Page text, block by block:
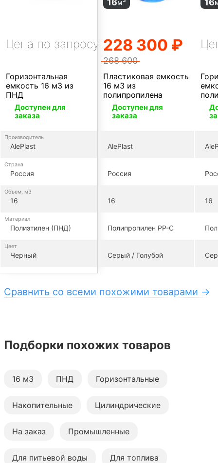
Горизонтальная
емкость 16 м3 из
ПНД
Доступен для
заказа
Цена по запросу
Производитель
AlePlast
Страна
Россия
Объем, м3
16
Материал
Полиэтилен (ПНД)
Цвет
Черный
Пластиковая емкость
16 м3 из
полипропилена
16м
Доступен для
заказа
228 300 ₽
268 600
AlePlast
Россия
16
Полипропилен PP-C
Серый / Голубой
16
16
Сравнить со всеми похожими товарами →
Подборки похожих товаров
16 м3 ПНД Горизонтальные
Накопительные Цилиндрические
На заказ Промышленные
Для питьевой воды Для топлива